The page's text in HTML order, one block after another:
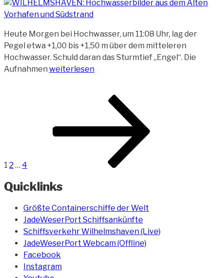
Heute Morgen bei Hochwasser, um 11:08 Uhr, lag der
Pegel etwa +1,00 bis +1,50 m über dem mitteleren
Hochwasser. Schuld daran das Sturmtief „Engel“. Die
Aufnahmen „Hochwasserbilder
weiterlesen
Beitragsnavigation
1 2 … 4
Quicklinks
Größte Containerschiffe der Welt
JadeWeserPort Schiffsankünfte
Schiffsverkehr Wilhelmshaven (Live)
JadeWeserPort Webcam (Offline)
Facebook
Instagram